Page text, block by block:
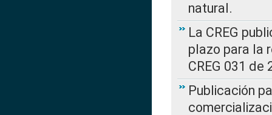
natural.
La CREG
plazo para la
CREG 031 de
Publicación